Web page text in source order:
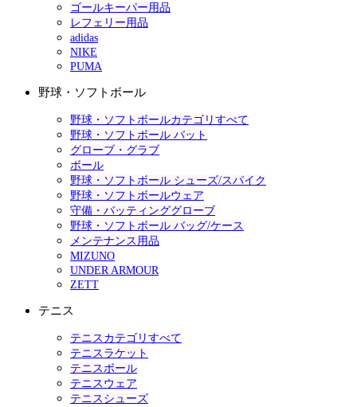
ゴールキーパー用品
レフェリー用品
adidas
NIKE
PUMA
野球・ソフトボール
野球・ソフトボールカテゴリすべて
野球・ソフトボール バット
グローブ・グラブ
ボール
野球・ソフトボール シューズ/スパイク
野球・ソフトボールウェア
守備・バッティンググローブ
野球・ソフトボール バッグ/ケース
メンテナンス用品
MIZUNO
UNDER ARMOUR
ZETT
テニス
テニスカテゴリすべて
テニスラケット
テニスボール
テニスウェア
テニスシューズ